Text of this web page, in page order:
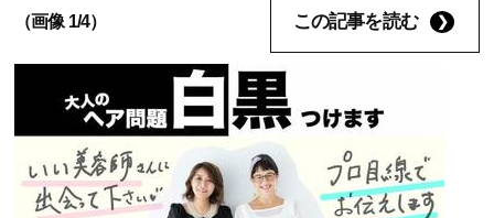
（画像 1/4） この記事を読む